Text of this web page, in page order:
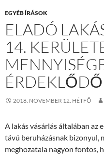
EGYÉB ÍRÁSOK
ELADÓ
14.
2018. NOVEMBER 12. HÉTFŐ
A lakás vásárlás általában az
távú beruházásnak bizonyul,
meghozatala nagyon fontos,